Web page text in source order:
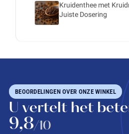
Kruidenthee met
Juiste Dosering
BEOORDELINGEN OVER ONZE WINKEL
U vertelt het
9,8/10